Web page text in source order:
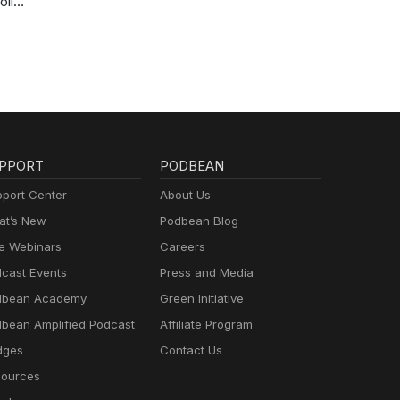
Center
New
Webinars
Events
Academy
Amplified Podcast
PODBEAN
About Us
Podbean Blog
Careers
Press and Media
Green Initiative
Affiliate Program
Contact Us